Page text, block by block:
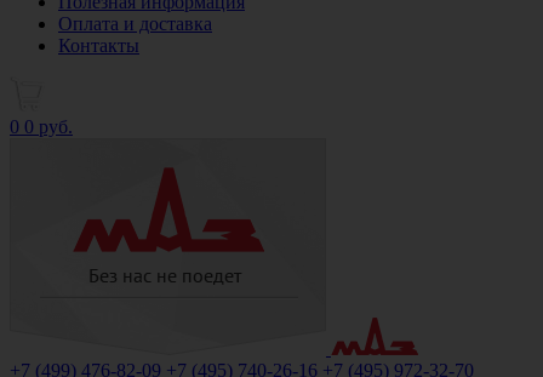
Оплата и доставка
Контакты
0 0 руб.
+7 (499) 476-82-09 +7 (495) 740-26-16 +7 (495) 972-32-70